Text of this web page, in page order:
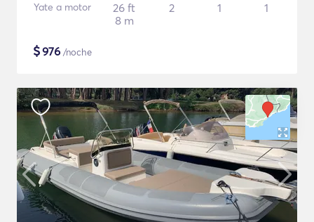
Yate a motor
26 ft
8 m
2 1 1
$976 /noche